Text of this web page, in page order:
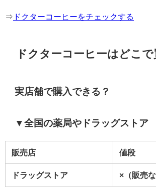
⇒ ドクターコーヒーをチェックする
ドクターコーヒーはどこ で
実店舗で購入できる？
▼全国の薬局やドラッグストア
販売店 値段
ドラッグストア ×（販売な